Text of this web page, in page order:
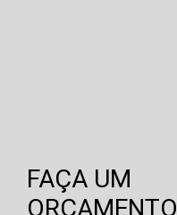
FAÇA UM
ORÇAMENTO